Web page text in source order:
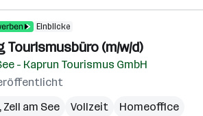
Einblicke
Tourismusbüro (m/w/d)
- Kaprun Tourismus GmbH
, Zell am See Vollzeit
Homeoffice